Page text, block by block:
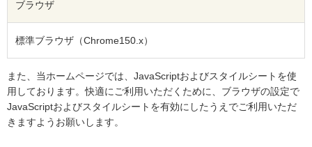
ブラウザ
標準ブラウザ（Chrome150.x）
また、当ホームページでは、JavaScriptおよびスタイルシートを使
用しております。快適にご利用いただくために、ブラウザの設定で
JavaScriptおよびスタイルシートを有効にしたうえでご利用いただ
きますようお願いします。